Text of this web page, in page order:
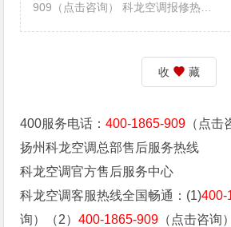
909（点击咨询） 科龙空调报修热…
收 藏
400服务电话：400-1865-909 （点击
扬州科龙空调总部售后服务热线
科龙空调官方售后服务中心
科龙空调客服热线全国畅通：(1)400-
询）（2）400-1865-909 （点击咨询）